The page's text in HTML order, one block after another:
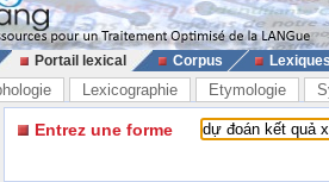
Portail lexical Corpus
Lexicographie Etymologie
Entrez une forme